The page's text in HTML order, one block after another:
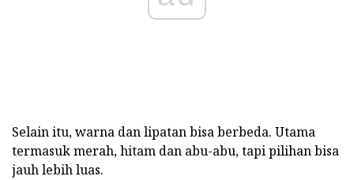
Selain itu, warna dan lipatan bisa berbeda. Utama
termasuk merah, hitam dan abu-abu, tapi pilihan bisa
jauh lebih luas.